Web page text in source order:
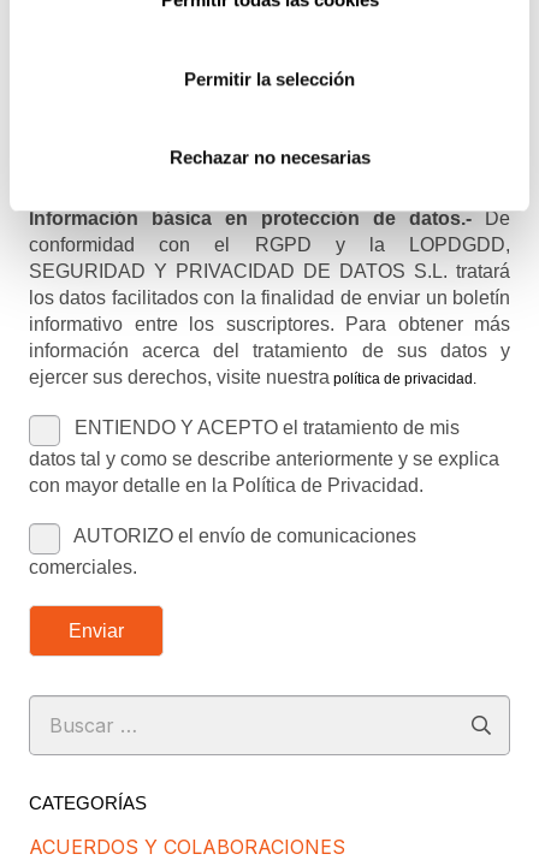
Permitir la selección
Rechazar no necesarias
Información básica en protección de datos.-De
conformidad con el RGPD y la LOPDGDD,
SEGURIDAD Y PRIVACIDAD DE DATOS S.L. tratará
los datos facilitados con la finalidad de enviar un boletín
informativo entre los suscriptores. Para obtener más
información acerca del tratamiento de sus datos y
ejercer sus derechos, visite nuestra política de privacidad
ENTIENDO Y ACEPTO el tratamiento de mis
datos tal y como se describe anteriormente y se explica
con mayor detalle en la Política de Privacidad.
AUTORIZO el envío de comunicaciones
comerciales.
Enviar
Buscar:
CATEGORÍAS
ACUERDOS Y COLABORACIONES